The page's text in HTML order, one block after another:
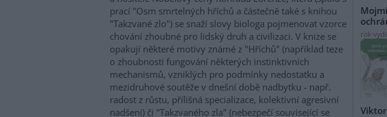
prací "Osm smrtelných hříchů a částečně také s knihou
"Takzvané zlo") se snaží slovy biologa pojmenovat vzorce
chování zhoubné pro lidský druh a civilizaci. V knize se
opakují některé motivy známé z "Hříchů" (například teze
o zhoubnosti fungování některých instinktivních
mechanismů, vzniklých pro podmínky nedostatku a
mezidruhové soutěže v dnešní době nadbytku - např.
radost z růstu, přílišná specializace, kolektivní agresivní
nadšení) či "Takzvaného zla" (nebezpečí související se
rok